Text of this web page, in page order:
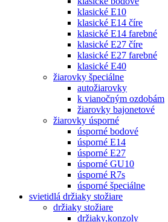
klasické E10
klasické E14 číre
klasické E14 farebné
klasické E27 číre
klasické E27 farebné
klasické E40
žiarovky špeciálne
autožiarovky
k vianočným ozdobám
žiarovky bajonetové
žiarovky úsporné
úsporné bodové
úsporné E14
úsporné E27
úsporné GU10
úsporné R7s
úsporné špeciálne
svietidlá držiaky stožiare
držiaky stožiare
držiaky,konzoly